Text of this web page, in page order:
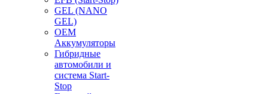
GEL (NANO
GEL)
OEM
Аккумуляторы
Гибридные
автомобили и
система Start-
Stop